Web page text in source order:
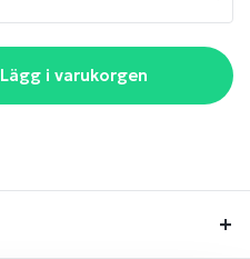
Lägg i varukorgen